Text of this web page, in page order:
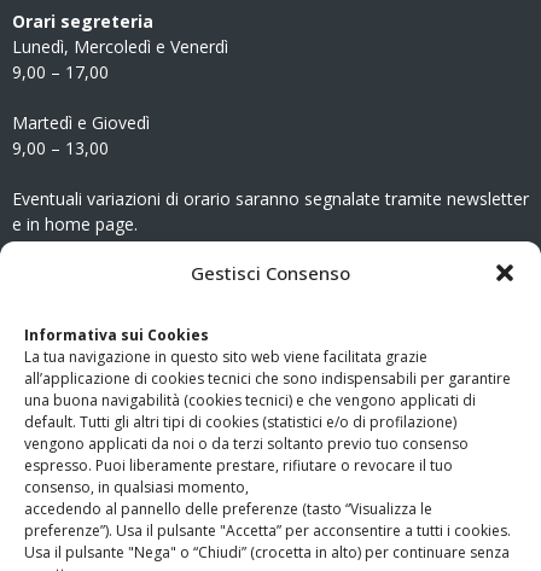
Gestisci Consenso
Informativa sui Cookies
La tua navigazione in questo sito web viene facilitata grazie
all’applicazione di cookies tecnici che sono indispensabili per garantire
una buona navigabilità (cookies tecnici) e che vengono applicati di
default. Tutti gli altri tipi di cookies (statistici e/o di profilazione)
vengono applicati da noi o da terzi soltanto previo tuo consenso
espresso. Puoi liberamente prestare, rifiutare o revocare il tuo
consenso, in qualsiasi momento,
accedendo al pannello delle preferenze (tasto “Visualizza le
preferenze”). Usa il pulsante "Accetta” per acconsentire a tutti i cookies.
Usa il pulsante "Nega" o “Chiudi” (crocetta in alto) per continuare senza
Orari segreteria
Lunedì, Mercoledì e Venerdì
9,00 – 17,00
Martedì e Giovedì
9,00 – 13,00
Eventuali variazioni di orario saranno segnalate tramite newsletter
e in home page.
www.odg.toscana.it – testata registrata presso il Tribunale di
Firenze al nr. 5208 dell’ 08.10.2002. Direttore responsabile:
Giampaolo Marchini – C.F. 80005790482
LINK UTILI
PagoPA